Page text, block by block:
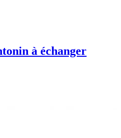
à échanger